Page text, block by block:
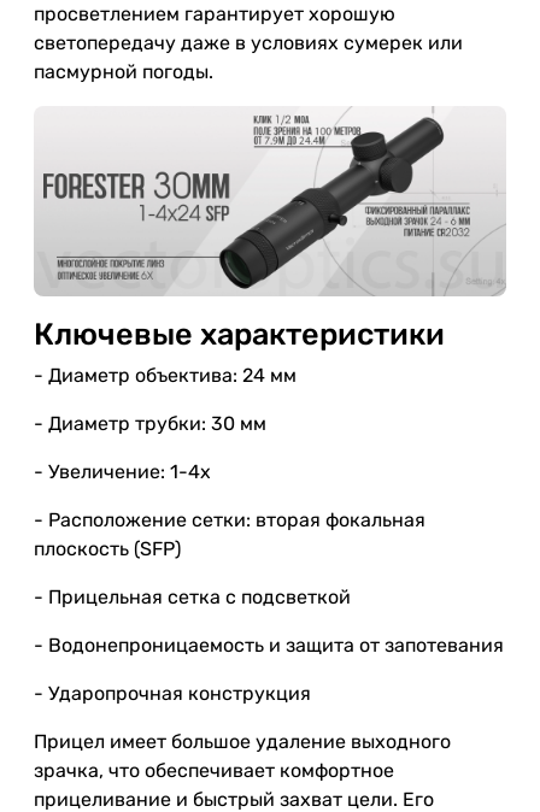
просветлением гарантирует хорошую
светопередачу даже в условиях сумерек или
пасмурной погоды.
Ключевые характеристики
- Диаметр объектива: 24 мм
- Диаметр трубки: 30 мм
- Увеличение: 1-4x
- Расположение сетки: вторая фокальная
плоскость (SFP)
- Прицельная сетка с подсветкой
- Водонепроницаемость и защита от запотевания
- Ударопрочная конструкция
Прицел имеет большое удаление выходного
зрачка, что обеспечивает комфортное
прицеливание и быстрый захват цели. Его